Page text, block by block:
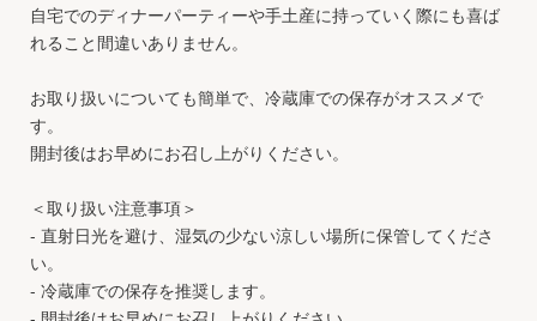
自宅でのディナーパーティーや手土産に持っていく際にも喜ば
れること間違いありません。
お取り扱いについても簡単で、冷蔵庫での保存がオススメで
す。
開封後はお早めにお召し上がりください。
＜取り扱い注意事項＞
- 直射日光を避け、湿気の少ない涼しい場所に保管してくださ
い。
- 冷蔵庫での保存を推奨します。